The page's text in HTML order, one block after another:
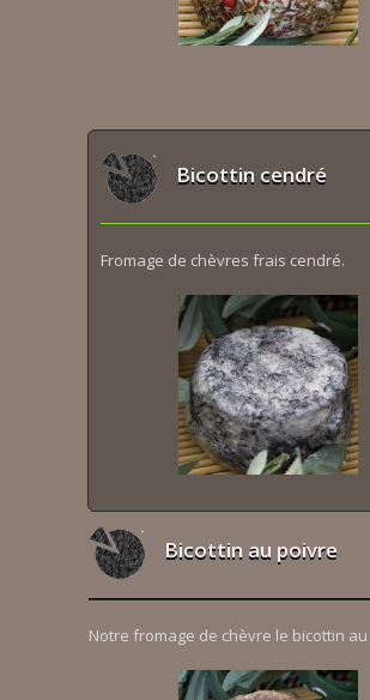
Bicottin cendré
Fromage de chèvres frais cendré.
Bicottin au poivre
Notre fromage de chèvre le bicottin